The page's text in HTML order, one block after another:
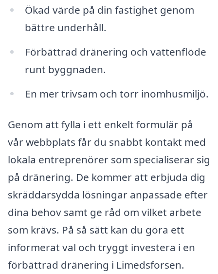
Ökad värde på din fastighet genom
bättre underhåll.
Förbättrad dränering och vattenflöde
runt byggnaden.
En mer trivsam och torr inomhusmiljö.
Genom att fylla i ett enkelt formulär på
vår webbplats får du snabbt kontakt med
lokala entreprenörer som specialiserar sig
på dränering. De kommer att erbjuda dig
skräddarsydda lösningar anpassade efter
dina behov samt ge råd om vilket arbete
som krävs. På så sätt kan du göra ett
informerat val och tryggt investera i en
förbättrad dränering i Limedsforsen.